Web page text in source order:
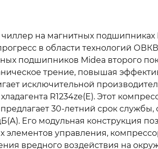
на магнитных подшипниках
в области технологий
подшипников Midea второго
трение, повышая
исключительной
R1234ze(E). Этот
30-летний срок
Его модульная конструкция
элементов управления,
вредного воздействия на